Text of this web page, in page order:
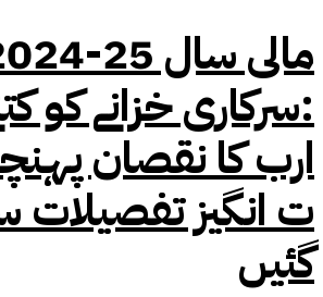
مالی سال
:سرکاری خزانے کو
ارب کا نقصان
ت انگیز تفصیلات
گئیں